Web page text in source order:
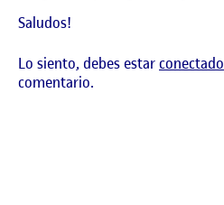
Saludos!
Lo siento, debes estarconectado
comentario.